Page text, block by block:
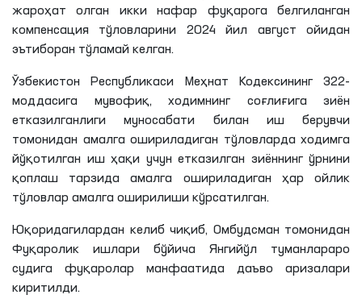
жароҳат олган икки нафар фуқарога белгиланган
компенсация тўловларини 2024 йил август ойидан
эътиборан тўламай келган.
Ўзбекистон Республикаси Меҳнат Кодексининг 322-
моддасига мувофиқ, ходимнинг соғлиғига зиён
етказилганлиги муносабати билан иш берувчи
томонидан амалга ошириладиган тўловларда ходимга
йўқотилган иш ҳақи учун етказилган зиённинг ўрнини
қоплаш тарзида амалга ошириладиган ҳар ойлик
тўловлар амалга оширилиши кўрсатилган.
Юқоридагилардан келиб чиқиб, Омбудсман томонидан
Фуқаролик ишлари бўйича Янгийўл туманлараро
судига фуқаролар манфаатида даъво аризалари
киритилди.